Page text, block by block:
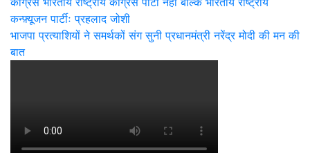
Post
navigation
कन्फ़्यूजन पार्टीः प्रहलाद जोशी
भाजपा प्रत्याशियों ने समर्थकों संग सुनी प्रधानमंत्री नरेंद्र मोदी की मन की
बात